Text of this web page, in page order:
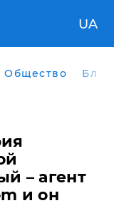
UA
Общество
– агент
и он